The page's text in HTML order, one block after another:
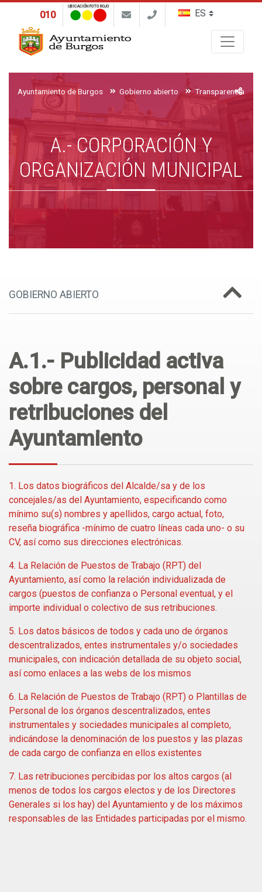
010
UBICACIÓN FOTO ROJO
Ayuntamiento de Burgos Gobierno abierto Transparencia y
A.- CORPORACIÓN Y
ORGANIZACIÓN MUNICIPAL
GOBIERNO ABIERTO
A.1.- Publicidad activa
sobre cargos, personal y
retribuciones del
Ayuntamiento
1. Los datos biográficos del Alcalde/sa y de los
concejales/as del Ayuntamiento, especificando como
mínimo su(s) nombres y apellidos, cargo actual, foto,
reseña biográfica -mínimo de cuatro líneas cada uno- o su
CV, así como sus direcciones electrónicas.
4. La Relación de Puestos de Trabajo (RPT) del
Ayuntamiento, así como la relación individualizada de
cargos (puestos de confianza o Personal eventual, y el
importe individual o colectivo de sus retribuciones.
5. Los datos básicos de todos y cada uno de órganos
descentralizados, entes instrumentales y/o sociedades
municipales, con indicación detallada de su objeto social,
así como enlaces a las webs de los mismos
6. La Relación de Puestos de Trabajo (RPT) o Plantillas de
Personal de los órganos descentralizados, entes
instrumentales y sociedades municipales al completo,
indicándose la denominación de los puestos y las plazas
de cada cargo de confianza en ellos existentes
7. Las retribuciones percibidas por los altos cargos (al
menos de todos los cargos electos y de los Directores
Generales si los hay) del Ayuntamiento y de los máximos
responsables de las Entidades participadas por el mismo.